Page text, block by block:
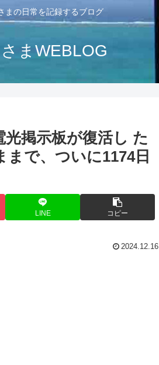
まの日常を記録するブログ
さまWEBLOG
掲示板が復活し た
で、ついに1174日
LINE コピー
2024.12.16